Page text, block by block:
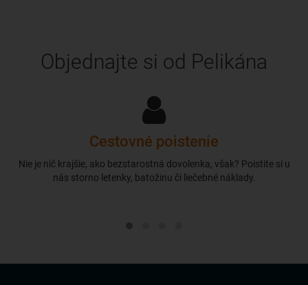
Objednajte si od Pelikána
Cestovné poistenie
Nie je nič krajšie, ako bezstarostná dovolenka, však? Poistite si u
nás storno letenky, batožinu či liečebné náklady.